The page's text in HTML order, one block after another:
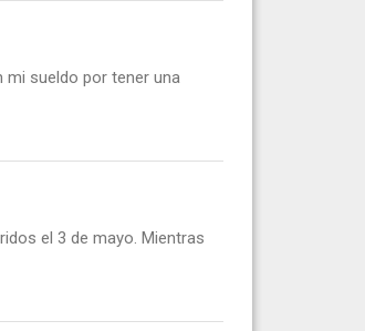
mi sueldo por tener una
el 3 de mayo. Mientras